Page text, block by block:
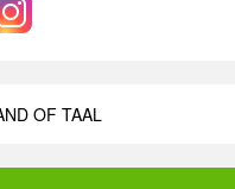
OF TAAL